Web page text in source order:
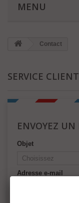
MENU
Contact
SERVICE
ENVOYEZ UN
Objet
Adresse e-mail